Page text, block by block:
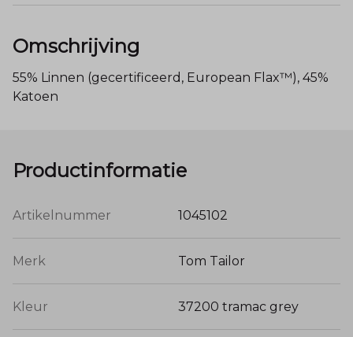
Omschrijving
55% Linnen (gecertificeerd, European Flax™), 45%
Katoen
Productinformatie
Artikelnummer 1045102
Merk Tom Tailor
Kleur 37200 tramac grey